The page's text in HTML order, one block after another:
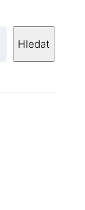
Hledat